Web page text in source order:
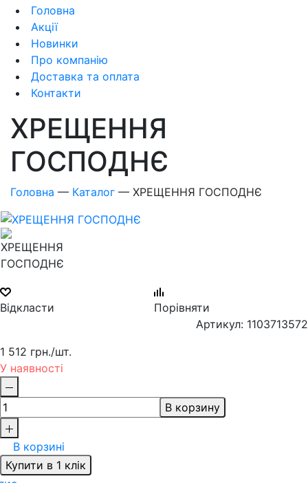
Головна
Акції
Новинки
Про компанію
Доставка та оплата
Контакти
ХРЕЩЕННЯ
ГОСПОДНЄ
Головна — Каталог — ХРЕЩЕННЯ ГОСПОДНЄ
Відкласти
Порівняти
Артикул: 1103713572
1 512 грн./шт.
У наявності
В корзину
В корзині
Купити в 1 клік